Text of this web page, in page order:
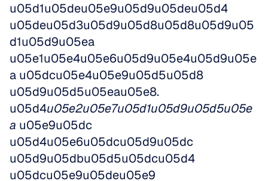
u05d1u05deu05e9u05d9u05deu05d4
u05deu05d3u05d9u05d8u05d8u05d9u05
d1u05d9u05ea
u05e1u05e4u05e6u05d9u05e4u05d9u05e
a u05dcu05e4u05e9u05d5u05d8
u05d9u05d5u05eau05e8.
u05d4u05e2u05e7u05d1u05d9u05d5u05e
a u05e9u05dc
u05d4u05e6u05dcu05d9u05dc
u05d9u05dbu05d5u05dcu05d4
u05dcu05e9u05deu05e9